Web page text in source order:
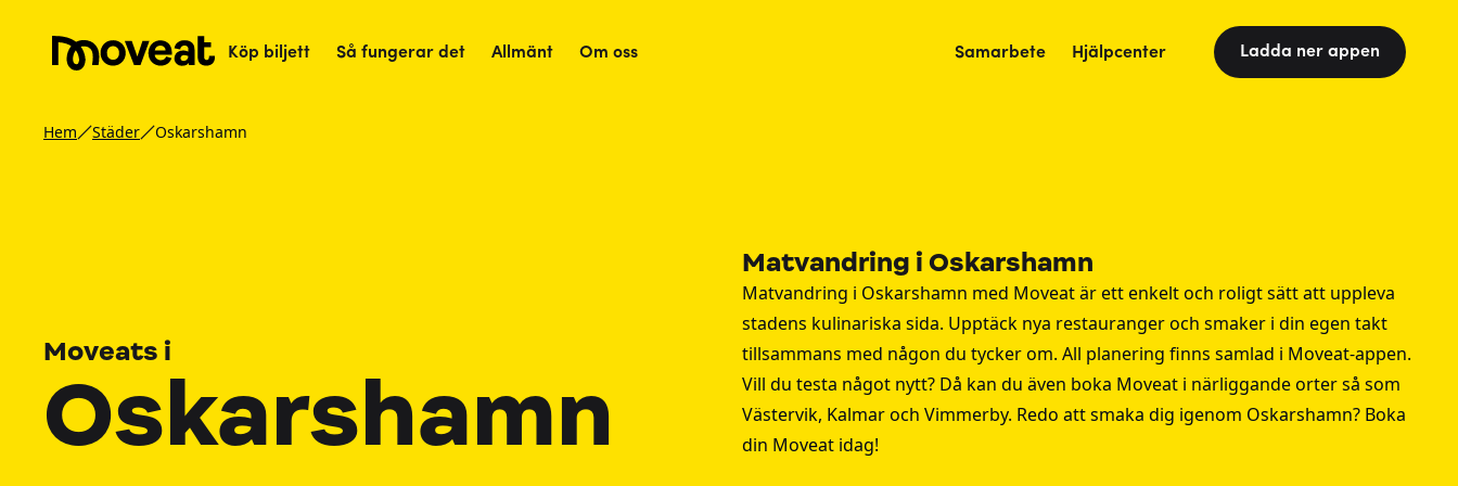
Köp biljett Så fungerar det Allmänt Om oss Samarbete Hjälpcenter Ladda ner appen
Hem Städer Oskarshamn
Moveats i
Oskarshamn
Matvandring i Oskarshamn
Matvandring i Oskarshamn med Moveat är ett enkelt och roligt sätt att uppleva
stadens kulinariska sida. Upptäck nya restauranger och smaker i din egen takt
tillsammans med någon du tycker om. All planering finns samlad i Moveat-appen.
Vill du testa något nytt? Då kan du även boka Moveat i närliggande orter så som
Västervik, Kalmaroch Vimmerby. Redo att smaka dig igenom Oskarshamn? Boka
din Moveat idag!